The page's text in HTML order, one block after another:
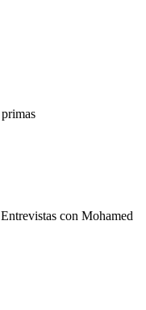
con Mohamed